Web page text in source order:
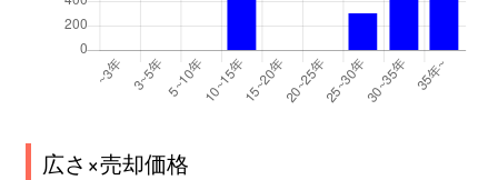
広さ×売却価格